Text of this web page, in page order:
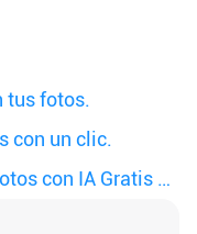
tus fotos.
con un clic.
con IA Gratis en